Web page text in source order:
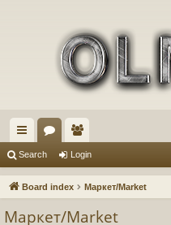
ui
ck
or
u
e
m
Search Login
Board index Маркет/Market
Маркет/Market